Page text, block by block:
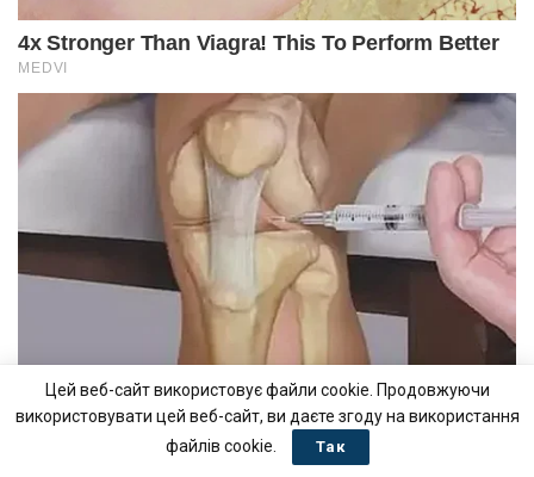
Цей веб-сайт використовує файли cookie. Продовжуючи
використовувати цей веб-сайт, ви даєте згоду на використання
файлів cookie.
Так